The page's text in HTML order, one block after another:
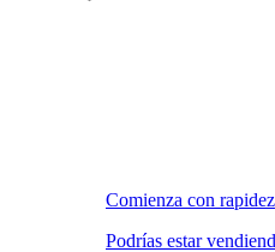
Comienza con rapidez
Podrías estar